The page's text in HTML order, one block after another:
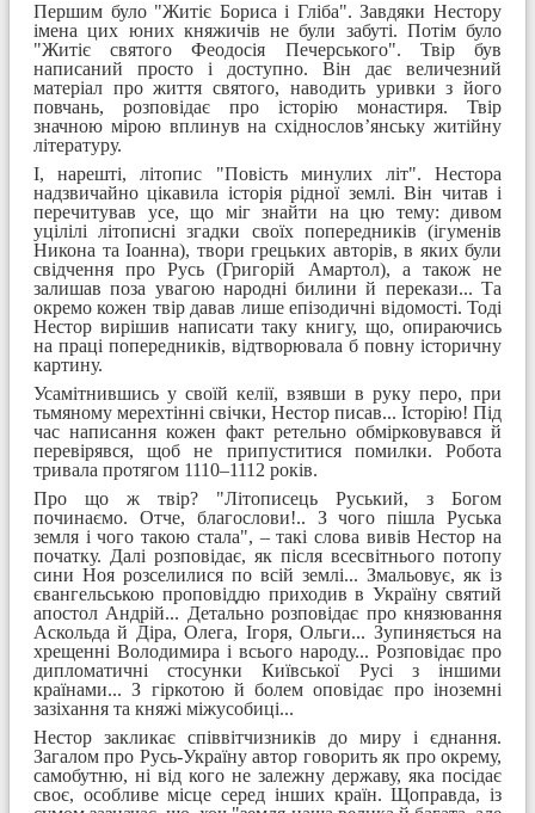
Першим було "Житіє Бориса і Гліба". Завдяки Нестору
імена цих юних княжичів не були забуті. Потім було
"Житіє святого Феодосія Печерського". Твір був
написаний просто і доступно. Він дає величезний
матеріал про життя святого, наводить уривки з його
повчань, розповідає про історію монастиря. Твір
значною мірою вплинув на східнослов’янську житійну
літературу.
І, нарешті, літопис "Повість минулих літ". Нестора
надзвичайно цікавила історія рідної землі. Він читав і
перечитував усе, що міг знайти на цю тему: дивом
уцілілі літописні згадки своїх попередників (ігуменів
Никона та Іоанна), твори грецьких авторів, в яких були
свідчення про Русь (Григорій Амартол), а також не
залишав поза увагою народні билини й перекази... Та
окремо кожен твір давав лише епізодичні відомості. Тоді
Нестор вирішив написати таку книгу, що, опираючись
на праці попередників, відтворювала б повну історичну
картину.
Усамітнившись у своїй келії, взявши в руку перо, при
тьмяному мерехтінні свічки, Нестор писав... Історію! Під
час написання кожен факт ретельно обмірковувався й
перевірявся, щоб не припуститися помилки. Робота
тривала протягом 1110–1112 років.
Про що ж твір? "Літописець Руський, з Богом
починаємо. Отче, благослови!.. З чого пішла Руська
земля і чого такою стала", – такі слова вивів Нестор на
початку. Далі розповідає, як після всесвітнього потопу
сини Ноя розселилися по всій землі... Змальовує, як із
євангельською проповіддю приходив в Україну святий
апостол Андрій... Детально розповідає про князювання
Аскольда й Діра, Олега, Ігоря, Ольги... Зупиняється на
хрещенні Володимира і всього народу... Розповідає про
дипломатичні стосунки Київської Русі з іншими
країнами... З гіркотою й болем оповідає про іноземні
зазіхання та княжі міжусобиці...
Нестор закликає співвітчизників до миру і єднання.
Загалом про Русь-Україну автор говорить як про окрему,
самобутню, ні від кого не залежну державу, яка посідає
своє, особливе місце серед інших країн. Щоправда, із